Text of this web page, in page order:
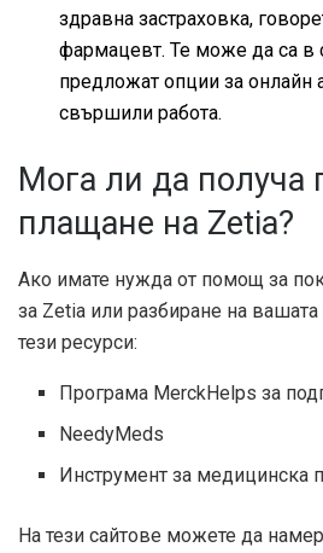
здравна застраховка,
фармацевт. Те може да са в
предложат опции за онлайн
свършили работа.
Мога ли да получа
плащане на Zetia?
Ако имате нужда от помощ за
за Zetia или разбиране на
тези ресурси:
Програма MerckHelps за
NeedyMeds
Инструмент за медицинска
На тези сайтове можете да